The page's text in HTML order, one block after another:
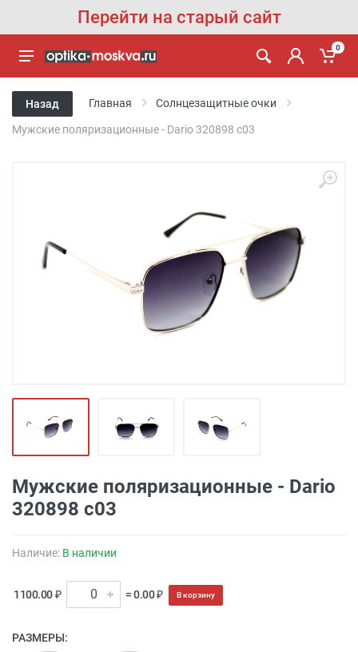
Перейти на старый сайт
0
Назад Главная Солнцезащитные очки
Мужские поляризационные - Dario 320898 c03
Мужские поляризационные - Dario
320898 c03
Наличие: В наличии
1100.00 ₽ = 0.00 ₽ В корзину
РАЗМЕРЫ: